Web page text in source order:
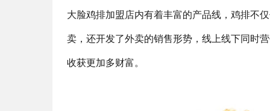
大脸鸡排加盟店内有着丰富的产品线，鸡排不
卖，还开发了外卖的销售形势，线上线下同时
收获更加多财富。